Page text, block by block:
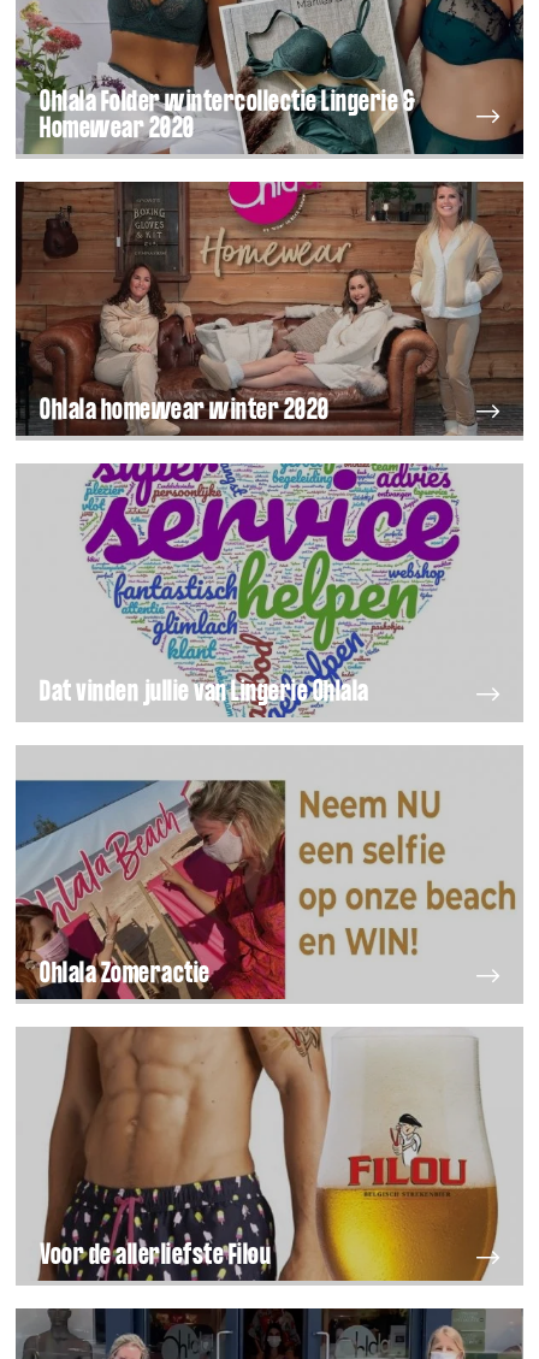
Ohlala Folder wintercollectie Lingerie &
Homewear 2020
Ohlala homewear winter 2020
Dat vinden jullie van Lingerie Ohlala
Ohlala Zomeractie
Voor de allerliefste Filou